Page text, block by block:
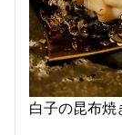
白子の昆布焼